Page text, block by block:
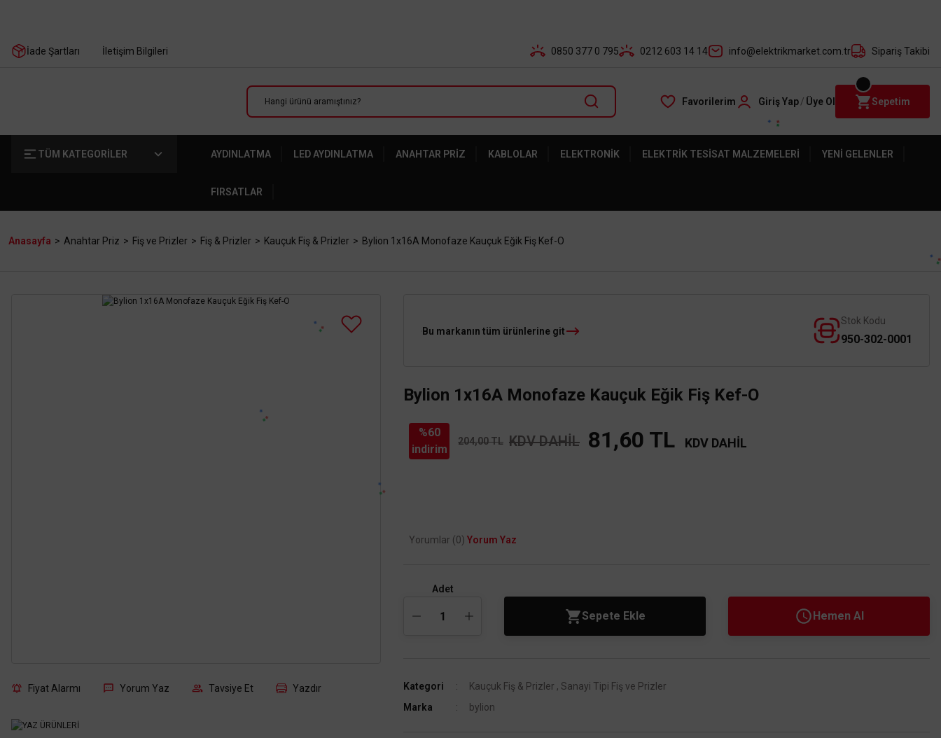
İade Şartları İletişim Bilgileri 0850 377 0 795 0212 603 14 14 info@elektrikmarket.com.tr Sipariş Takibi
Favorilerim Giriş Yap/ Üye Ol Sepetim
TÜM KATEGORİLER AYDINLATMA LED AYDINLATMA ANAHTAR PRIZ KABLOLAR ELEKTRONIK ELEKTRIK TESISAT MALZEMELERI YENI GELENLER
FIRSATLAR
Anasayfa Anahtar Priz Fiş ve Prizler Fiş & Prizler Kauçuk Fiş & Prizler Bylion 1x16A Monofaze Kauçuk Eğik Fiş Kef-O
Fiyat Alarmı Yorum Yaz Tavsiye Et Yazdır
Bu markanın tüm ürünlerine git
Stok Kodu
950-302-0001
Bylion 1x16A Monofaze Kauçuk Eğik Fiş Kef-O
%60
indirim
204,00 TL KDV DAHİL 81,60 TL KDV DAHİL
Yorumlar (0) Yorum Yaz
Adet
Sepete Ekle Hemen Al
Kategori Kauçuk Fiş & Prizler ,Sanayi Tipi Fiş ve Prizler
Marka
bylion